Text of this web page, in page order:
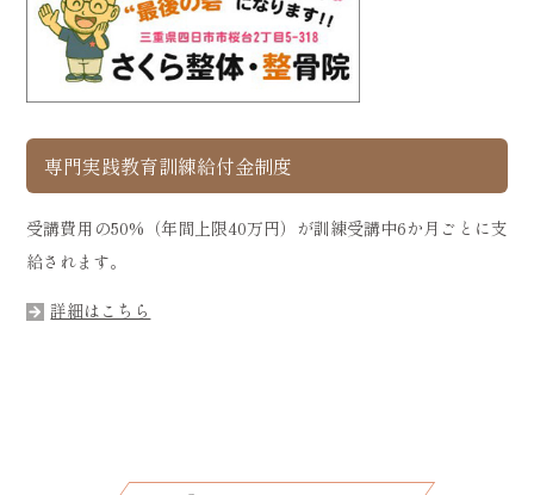
専門実践教育訓練給付金制度
受講費用の50%（年間上限40万円）が訓練受講中6か月ごとに支
給されます。
詳細はこちら